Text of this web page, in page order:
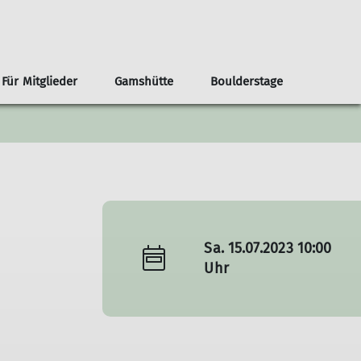
ab der Haustür
Alpenregion Tegernsee Schliersee
Erwachsene
Gipfelstürmer
Bouldertreff
Tölz
Klima- und Naturschutz
Für Mitglieder
Infos
Unsere Partner*innen
Gamshütte Boulderstage
Team Boulderstage
Sa. 15.07.2023 10:00
Uhr